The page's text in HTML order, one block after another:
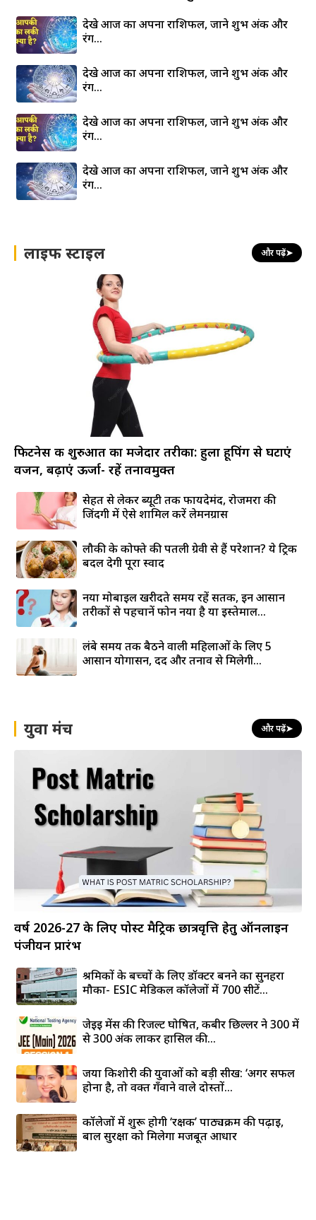
देखे आज का अपना राशिफल, जाने शुभ अंक और
रंग…
देखे आज का अपना राशिफल, जाने शुभ अंक और
रंग…
देखे आज का अपना राशिफल, जाने शुभ अंक और
रंग…
देखे आज का अपना राशिफल, जाने शुभ अंक और
रंग…
लाइफ स्टाइल और पढ़ें➤
फिटनेस की शुरुआत का मजेदार तरीका: हुला हूपिंग से घटाएं
वजन, बढ़ाएं ऊर्जा- रहें तनावमुक्त
सेहत से लेकर ब्यूटी तक फायदेमंद, रोजमर्रा की
जिंदगी में ऐसे शामिल करें लेमनग्रास
लौकी के कोफ्ते की पतली ग्रेवी से हैं परेशान? ये ट्रिक
बदल देगी पूरा स्वाद
नया मोबाइल खरीदते समय रहें सतर्क, इन आसान
तरीकों से पहचानें फोन नया है या इस्तेमाल...
लंबे समय तक बैठने वाली महिलाओं के लिए 5
आसान योगासन, दर्द और तनाव से मिलेगी...
युवा मंच और पढ़ें➤
वर्ष 2026-27 के लिए पोस्ट मैट्रिक छात्रवृत्ति हेतु ऑनलाइन
पंजीयन प्रारंभ
श्रमिकों के बच्चों के लिए डॉक्टर बनने का सुनहरा
मौका- ESIC मेडिकल कॉलेजों में 700 सीटें...
जेईई मेंस की रिजल्ट घोषित, कबीर छिल्लर ने 300 में
से 300 अंक लाकर हासिल की...
जया किशोरी की युवाओं को बड़ी सीख: ‘अगर सफल
होना है, तो वक्त गँवाने वाले दोस्तों...
कॉलेजों में शुरू होगी ‘रक्षक’ पाठ्यक्रम की पढ़ाई,
बाल सुरक्षा को मिलेगा मजबूत आधार